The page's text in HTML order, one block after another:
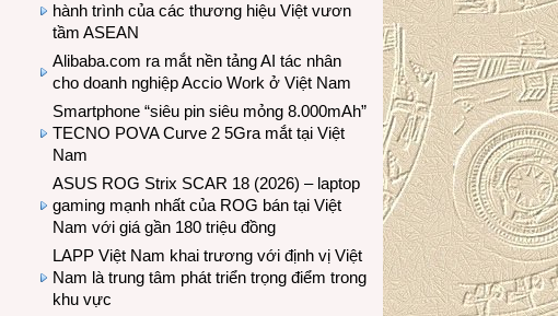
hành trình của các thương hiệu Việt vươn
tầm ASEAN
Alibaba.com ra mắt nền tảng AI tác nhân
cho doanh nghiệp Accio Work ở Việt Nam
Smartphone “siêu pin siêu mỏng 8.000mAh”
TECNO POVA Curve 2 5Gra mắt tại Việt
Nam
ASUS ROG Strix SCAR 18 (2026) – laptop
gaming mạnh nhất của ROG bán tại Việt
Nam với giá gần 180 triệu đồng
LAPP Việt Nam khai trương với định vị Việt
Nam là trung tâm phát triển trọng điểm trong
khu vực